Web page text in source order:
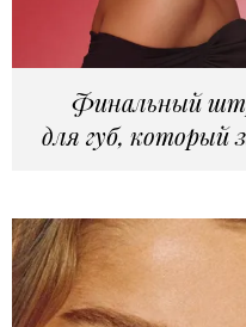
Финальный
для губ, который